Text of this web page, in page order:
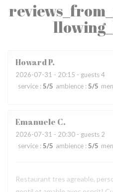
HowardP
2026-07-31 - 20:15 - guests 4
service : 5/5 ambience : 5/5
Emanuele C
2026-07-31 - 20:30 - guests 2
service : 5/5 ambience : 5/5
Restaurant tres agreable,